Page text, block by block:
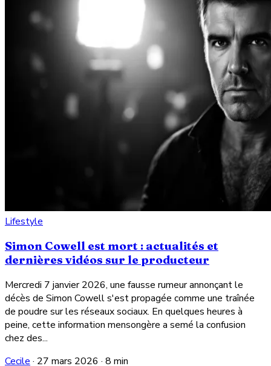
Lifestyle
Simon Cowell est mort : actualités et
dernières vidéos sur le producteur
Mercredi 7 janvier 2026, une fausse rumeur annonçant le
décès de Simon Cowell s'est propagée comme une traînée
de poudre sur les réseaux sociaux. En quelques heures à
peine, cette information mensongère a semé la confusion
chez des...
Cecile · 27 mars 2026 · 8 min